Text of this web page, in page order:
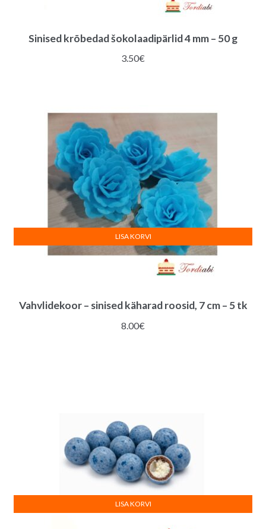
Sinised krõbedad šokolaadipärlid 4 mm – 50 g
3.50€
Vahvlidekoor – sinised käharad roosid, 7 cm – 5 tk
8.00€
LISA KORVI
LISA KORVI